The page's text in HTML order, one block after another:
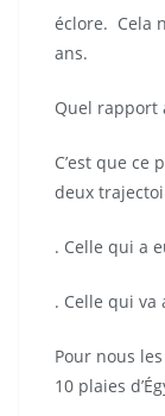
éclore. Cela
ans.
Quel rapport
C’est que ce
deux
. Celle qui a
. Celle qui va
Pour nous
10 plaies